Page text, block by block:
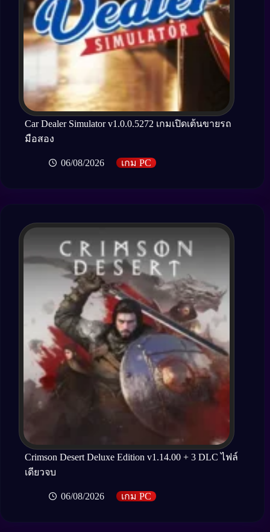
Car Dealer Simulator v1.0.0.5272 เกมเปิดเต้นขายรถ
มือสอง
06/08/2026 เกม PC
Crimson Desert Deluxe Edition v1.14.00 + 3 DLC ไฟล์
เดียวจบ
06/08/2026 เกม PC